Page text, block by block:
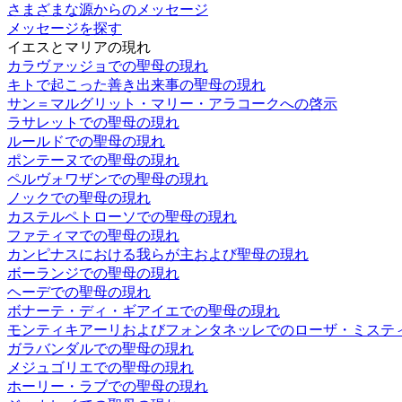
さまざまな源からのメッセージ
メッセージを探す
イエスとマリアの現れ
カラヴァッジョでの聖母の現れ
キトで起こった善き出来事の聖母の現れ
サン＝マルグリット・マリー・アラコークへの啓示
ラサレットでの聖母の現れ
ルールドでの聖母の現れ
ポンテーヌでの聖母の現れ
ペルヴォワザンでの聖母の現れ
ノックでの聖母の現れ
カステルペトローソでの聖母の現れ
ファティマでの聖母の現れ
カンピナスにおける我らが主および聖母の現れ
ボーランジでの聖母の現れ
ヘーデでの聖母の現れ
ボナーテ・ディ・ギアイエでの聖母の現れ
モンティキアーリおよびフォンタネッレでのローザ・ミステ
ガラバンダルでの聖母の現れ
メジュゴリエでの聖母の現れ
ホーリー・ラブでの聖母の現れ